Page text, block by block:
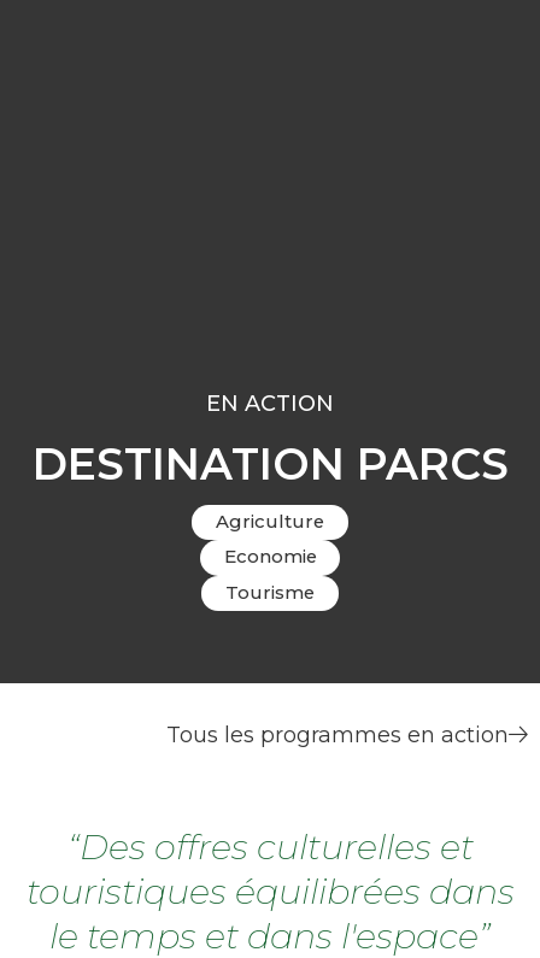
EN ACTION
DESTINATION PARCS
Agriculture
Economie
Tourisme
Tous les programmes en action
“Des offres culturelles et
touristiques équilibrées dans
le temps et dans l'espace”